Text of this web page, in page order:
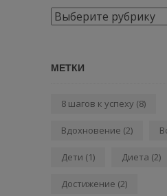
Рубрики
МЕТКИ
8 шагов к успеху (8)
Вдохновение (2)
Дети (1) Диета (2)
Достижение (2)